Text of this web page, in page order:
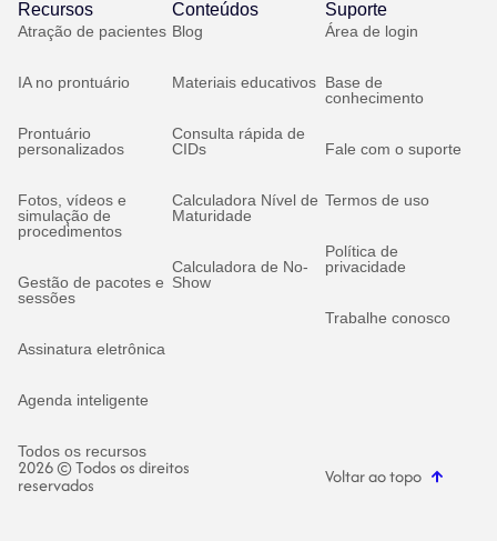
Recursos
Atração de pacientes
IA no prontuário
Prontuário
personalizados
Fotos, vídeos e
simulação de
procedimentos
Gestão de pacotes e
sessões
Assinatura eletrônica
Agenda inteligente
Todos os recursos
Conteúdos
Blog
Materiais educativos
Consulta rápida de
CIDs
Calculadora Nível de
Maturidade
Calculadora de No-
Show
Suporte
Área de login
Base de
conhecimento
Fale com o suporte
Termos de uso
Política de
privacidade
Trabalhe conosco
2026 © Todos os direitos
reservados Voltar ao topo